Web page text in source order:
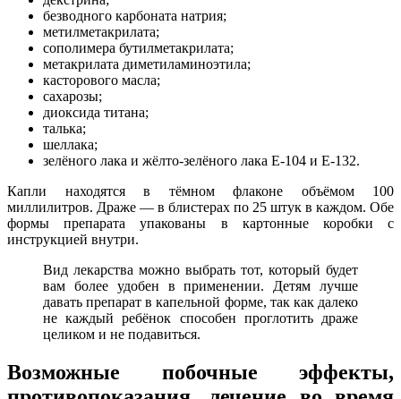
безводного карбоната натрия;
метилметакрилата;
сополимера бутилметакрилата;
метакрилата диметиламиноэтила;
касторового масла;
сахарозы;
диоксида титана;
талька;
шеллака;
зелёного лака и жёлто-зелёного лака Е-104 и Е-132.
Капли находятся в тёмном флаконе объёмом 100
миллилитров. Драже — в блистерах по 25 штук в каждом. Обе
формы препарата упакованы в картонные коробки с
инструкцией внутри.
Вид лекарства можно выбрать тот, который будет
вам более удобен в применении. Детям лучше
давать препарат в капельной форме, так как далеко
не каждый ребёнок способен проглотить драже
целиком и не подавиться.
Возможные побочные эффекты,